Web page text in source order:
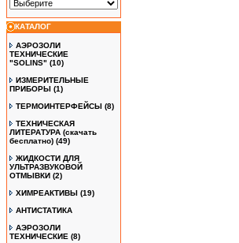
КАТАЛОГ
АЭРОЗОЛИ
ТЕХНИЧЕСКИЕ
"SOLINS" (10)
ИЗМЕРИТЕЛЬНЫЕ
ПРИБОРЫ (1)
ТЕРМОИНТЕРФЕЙСЫ (8)
ТЕХНИЧЕСКАЯ
ЛИТЕРАТУРА (скачать
бесплатно) (49)
ЖИДКОСТИ ДЛЯ
УЛЬТРАЗВУКОВОЙ
ОТМЫВКИ (2)
ХИМРЕАКТИВЫ (19)
АНТИСТАТИКА
АЭРОЗОЛИ
ТЕХНИЧЕСКИЕ (8)